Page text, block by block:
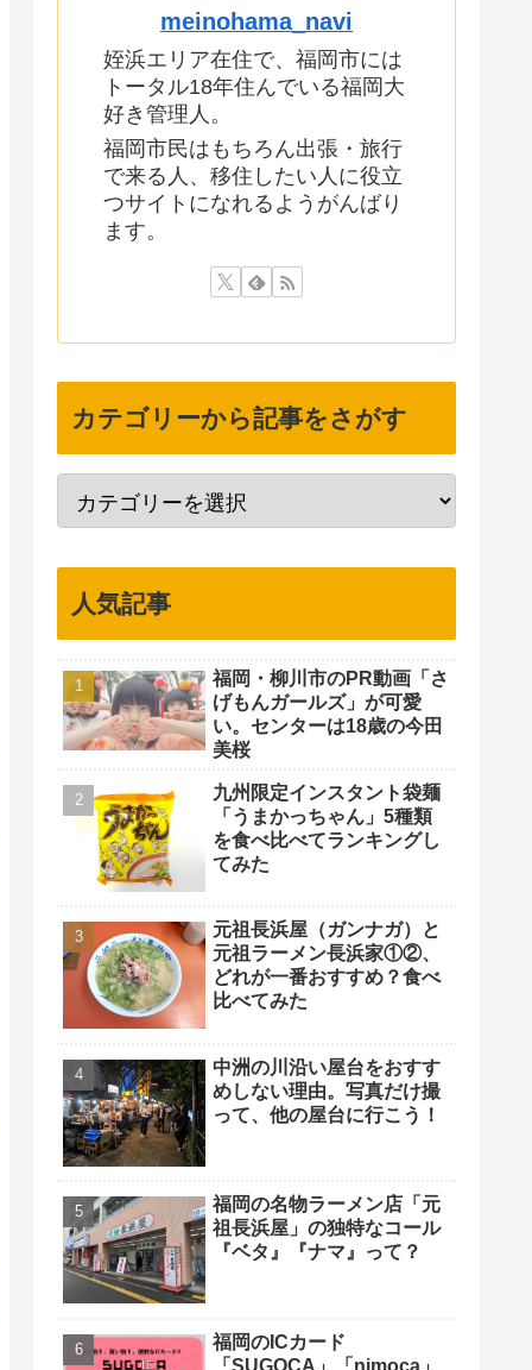
meinohama_navi
姪浜エリア在住で、福岡市には
トータル18年住んでいる福岡大
好き管理人。
福岡市民はもちろん出張・旅行
で来る人、移住したい人に役立
つサイトになれるようがんばり
ます。
カテゴリーから記事をさがす
人気記事
福岡・柳川市のPR動画「さ
げもんガールズ」が可愛
い。センターは18歳の今田
美桜
九州限定インスタント袋麺
「うまかっちゃん」5種類
を食べ比べてランキングし
てみた
元祖長浜屋（ガンナガ）と
元祖ラーメン長浜家①②、
どれが一番おすすめ？食べ
比べてみた
中洲の川沿い屋台をおすす
めしない理由。写真だけ撮
って、他の屋台に行こう！
福岡の名物ラーメン店「元
祖長浜屋」の独特なコール
『ベタ』『ナマ』って？
福岡のICカード
「SUGOCA」「nimoca」